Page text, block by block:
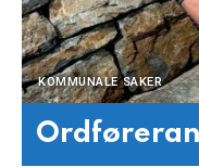
KOMMUNALE SAKER